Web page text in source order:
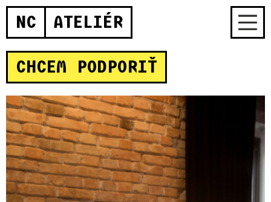
NC ATELIÉR
CHCEM PODPORIŤ